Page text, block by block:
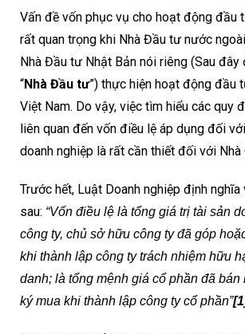
Vấn đề vốn phục vụ cho hoạt động đầu
rất quan trọng khi Nhà Đầu tư nước
Nhà Đầu tư Nhật Bản nói riêng (Sau
“Nhà Đầu tư”) thực hiện hoạt động đầu
Việt Nam. Do vậy, việc tìm hiểu các quy
liên quan đến vốn điều lệ áp dụng đối
doanh nghiệp là rất cần thiết đối với
Trước hết, Luật Doanh nghiệp định
sau: “Vốn điều lệ là tổng giá trị tài sản
công ty, chủ sở hữu công ty đã góp
khi thành lập công ty trách nhiệm hữu
danh; là tổng mệnh giá cổphần đã bán
ký mua khi thành lập công ty cổ phần”